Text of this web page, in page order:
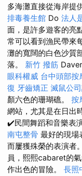
多海灘直接從海岸提
排毒養生館 Do 法人
面，是許多遊客的亮
常可以看到漁民帶來
灘的寬闊的白色沙質
落。 新竹 撥筋
眼科權威 台中頭部按
復 牙齒矯正 滅鼠公
顏六色的珊瑚礁。 按
網站，尤其是在日出
✔️民間舞蹈和音樂表
南屯整骨 最好的現場
而屢獲殊榮的表演者。
員，熙熙cabaret的
作出色的冒險。 長照